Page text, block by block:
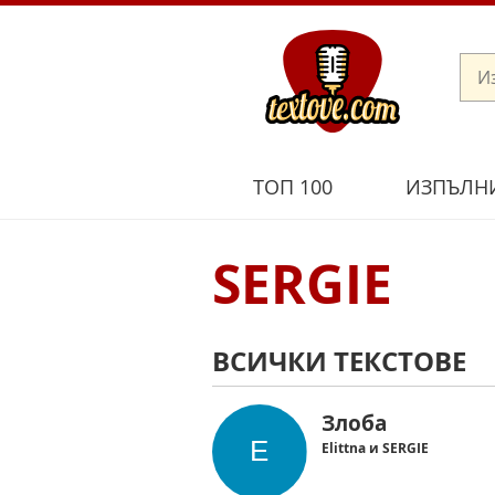
ТОП 100
SERGIE
ВСИЧКИ ТЕКСТОВЕ
Злоба
Elittna и SERGIE